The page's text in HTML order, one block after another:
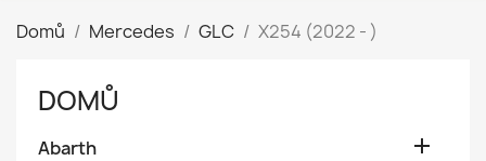
Domů Mercedes GLC X254 (2022 - )
DOMŮ
Abarth 